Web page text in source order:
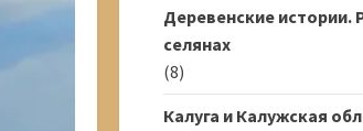
Деревенские истории.
селянах
(8)
Калуга и Калужская